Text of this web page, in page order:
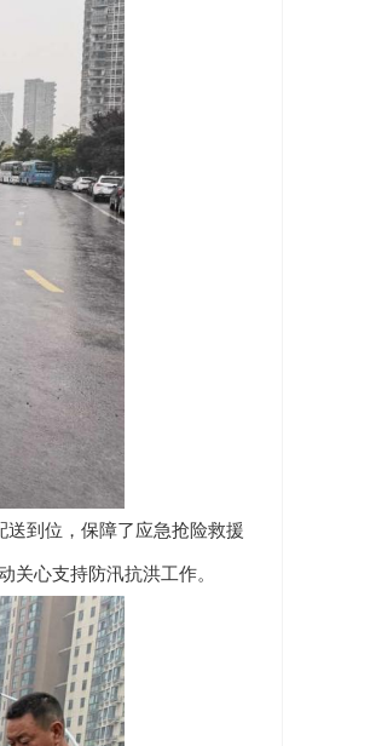
到位，保障了应急抢险救援
关心支持防汛抗洪工作。